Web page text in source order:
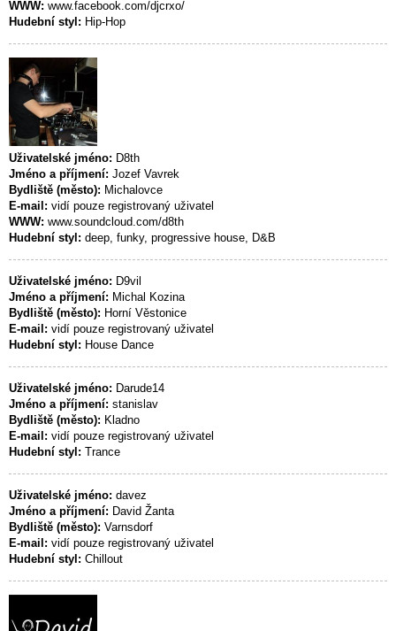
WWW: www.facebook.com/djcrxo/
Hudební styl: Hip-Hop
Uživatelské jméno: D8th
Jméno a příjmení: Jozef Vavrek
Bydliště (město): Michalovce
E-mail: vidí pouze registrovaný uživatel
WWW: www.soundcloud.com/d8th
Hudební styl: deep, funky, progressive house, D&B
Uživatelské jméno: D9vil
Jméno a příjmení: Michal Kozina
Bydliště (město): Horní Věstonice
E-mail: vidí pouze registrovaný uživatel
Hudební styl: House Dance
Uživatelské jméno: Darude14
Jméno a příjmení: stanislav
Bydliště (město): Kladno
E-mail: vidí pouze registrovaný uživatel
Hudební styl: Trance
Uživatelské jméno: davez
Jméno a příjmení: David Žanta
Bydliště (město): Varnsdorf
E-mail: vidí pouze registrovaný uživatel
Hudební styl: Chillout